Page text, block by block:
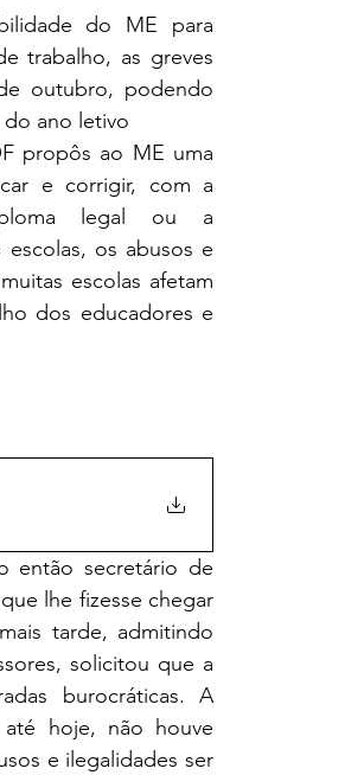
do ME para
trabalho, as greves
outubro, podendo
ano letivo
propôs ao ME uma
e corrigir, com a
legal ou a
os abusos e
escolas afetam
dos educadores e
então secretário de
lhe fizesse chegar
tarde, admitindo
solicitou que a
burocráticas. A
até hoje, não houve
e ilegalidades ser